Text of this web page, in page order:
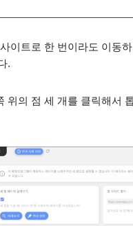
이트로 한 번이라도 이동
.
위의 점 세 개를 클릭해서